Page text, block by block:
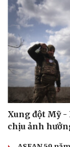
Xung đột Mỹ
chịu ảnh